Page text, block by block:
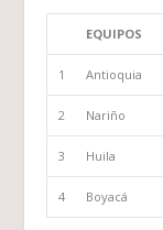
EQUIPOS
1 Antioquia
2 Nariño
3 Huila
4 Boyacá